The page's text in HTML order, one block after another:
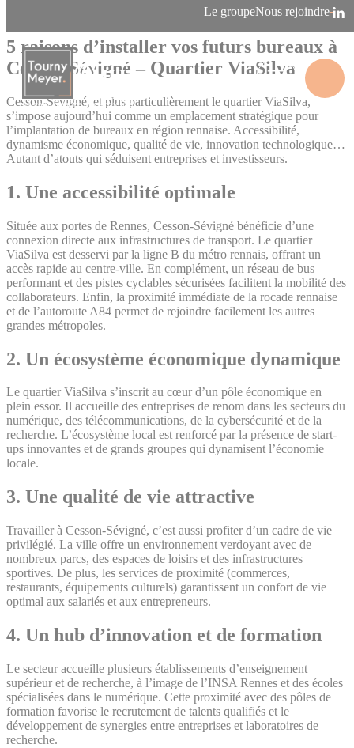
Le groupeNous rejoindre
La connaissance des territoires
5 raisons d’installer vos futurs bureaux à
Cesson-Sévigné – Quartier ViaSilva
Cesson-Sévigné, et plus particulièrement le quartier ViaSilva,
s’impose aujourd’hui comme un emplacement stratégique pour
l’implantation de bureaux en région rennaise. Accessibilité,
dynamisme économique, qualité de vie, innovation technologique…
Autant d’atouts qui séduisent entreprises et investisseurs.
1. Une accessibilité optimale
Située aux portes de Rennes, Cesson-Sévigné bénéficie d’une
connexion directe aux infrastructures de transport. Le quartier
ViaSilva est desservi par la ligne B du métro rennais, offrant un
accès rapide au centre-ville. En complément, un réseau de bus
performant et des pistes cyclables sécurisées facilitent la mobilité des
collaborateurs. Enfin, la proximité immédiate de la rocade rennaise
et de l’autoroute A84 permet de rejoindre facilement les autres
grandes métropoles.
2. Un écosystème économique dynamique
Le quartier ViaSilva s’inscrit au cœur d’un pôle économique en
plein essor. Il accueille des entreprises de renom dans les secteurs du
numérique, des télécommunications, de la cybersécurité et de la
recherche. L’écosystème local est renforcé par la présence de start-
ups innovantes et de grands groupes qui dynamisent l’économie
locale.
3. Une qualité de vie attractive
Travailler à Cesson-Sévigné, c’est aussi profiter d’un cadre de vie
privilégié. La ville offre un environnement verdoyant avec de
nombreux parcs, des espaces de loisirs et des infrastructures
sportives. De plus, les services de proximité (commerces,
restaurants, équipements culturels) garantissent un confort de vie
optimal aux salariés et aux entrepreneurs.
4. Un hub d’innovation et de formation
Le secteur accueille plusieurs établissements d’enseignement
supérieur et de recherche, à l’image de l’INSA Rennes et des écoles
spécialisées dans le numérique. Cette proximité avec des pôles de
formation favorise le recrutement de talents qualifiés et le
développement de synergies entre entreprises et laboratoires de
recherche.